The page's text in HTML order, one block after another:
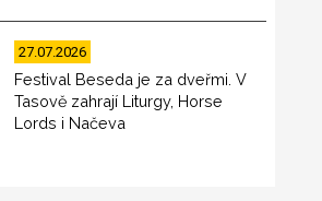
27.07.2026
Festival Beseda je za dveřmi. V
Tasově zahrají Liturgy, Horse
Lords i Načeva